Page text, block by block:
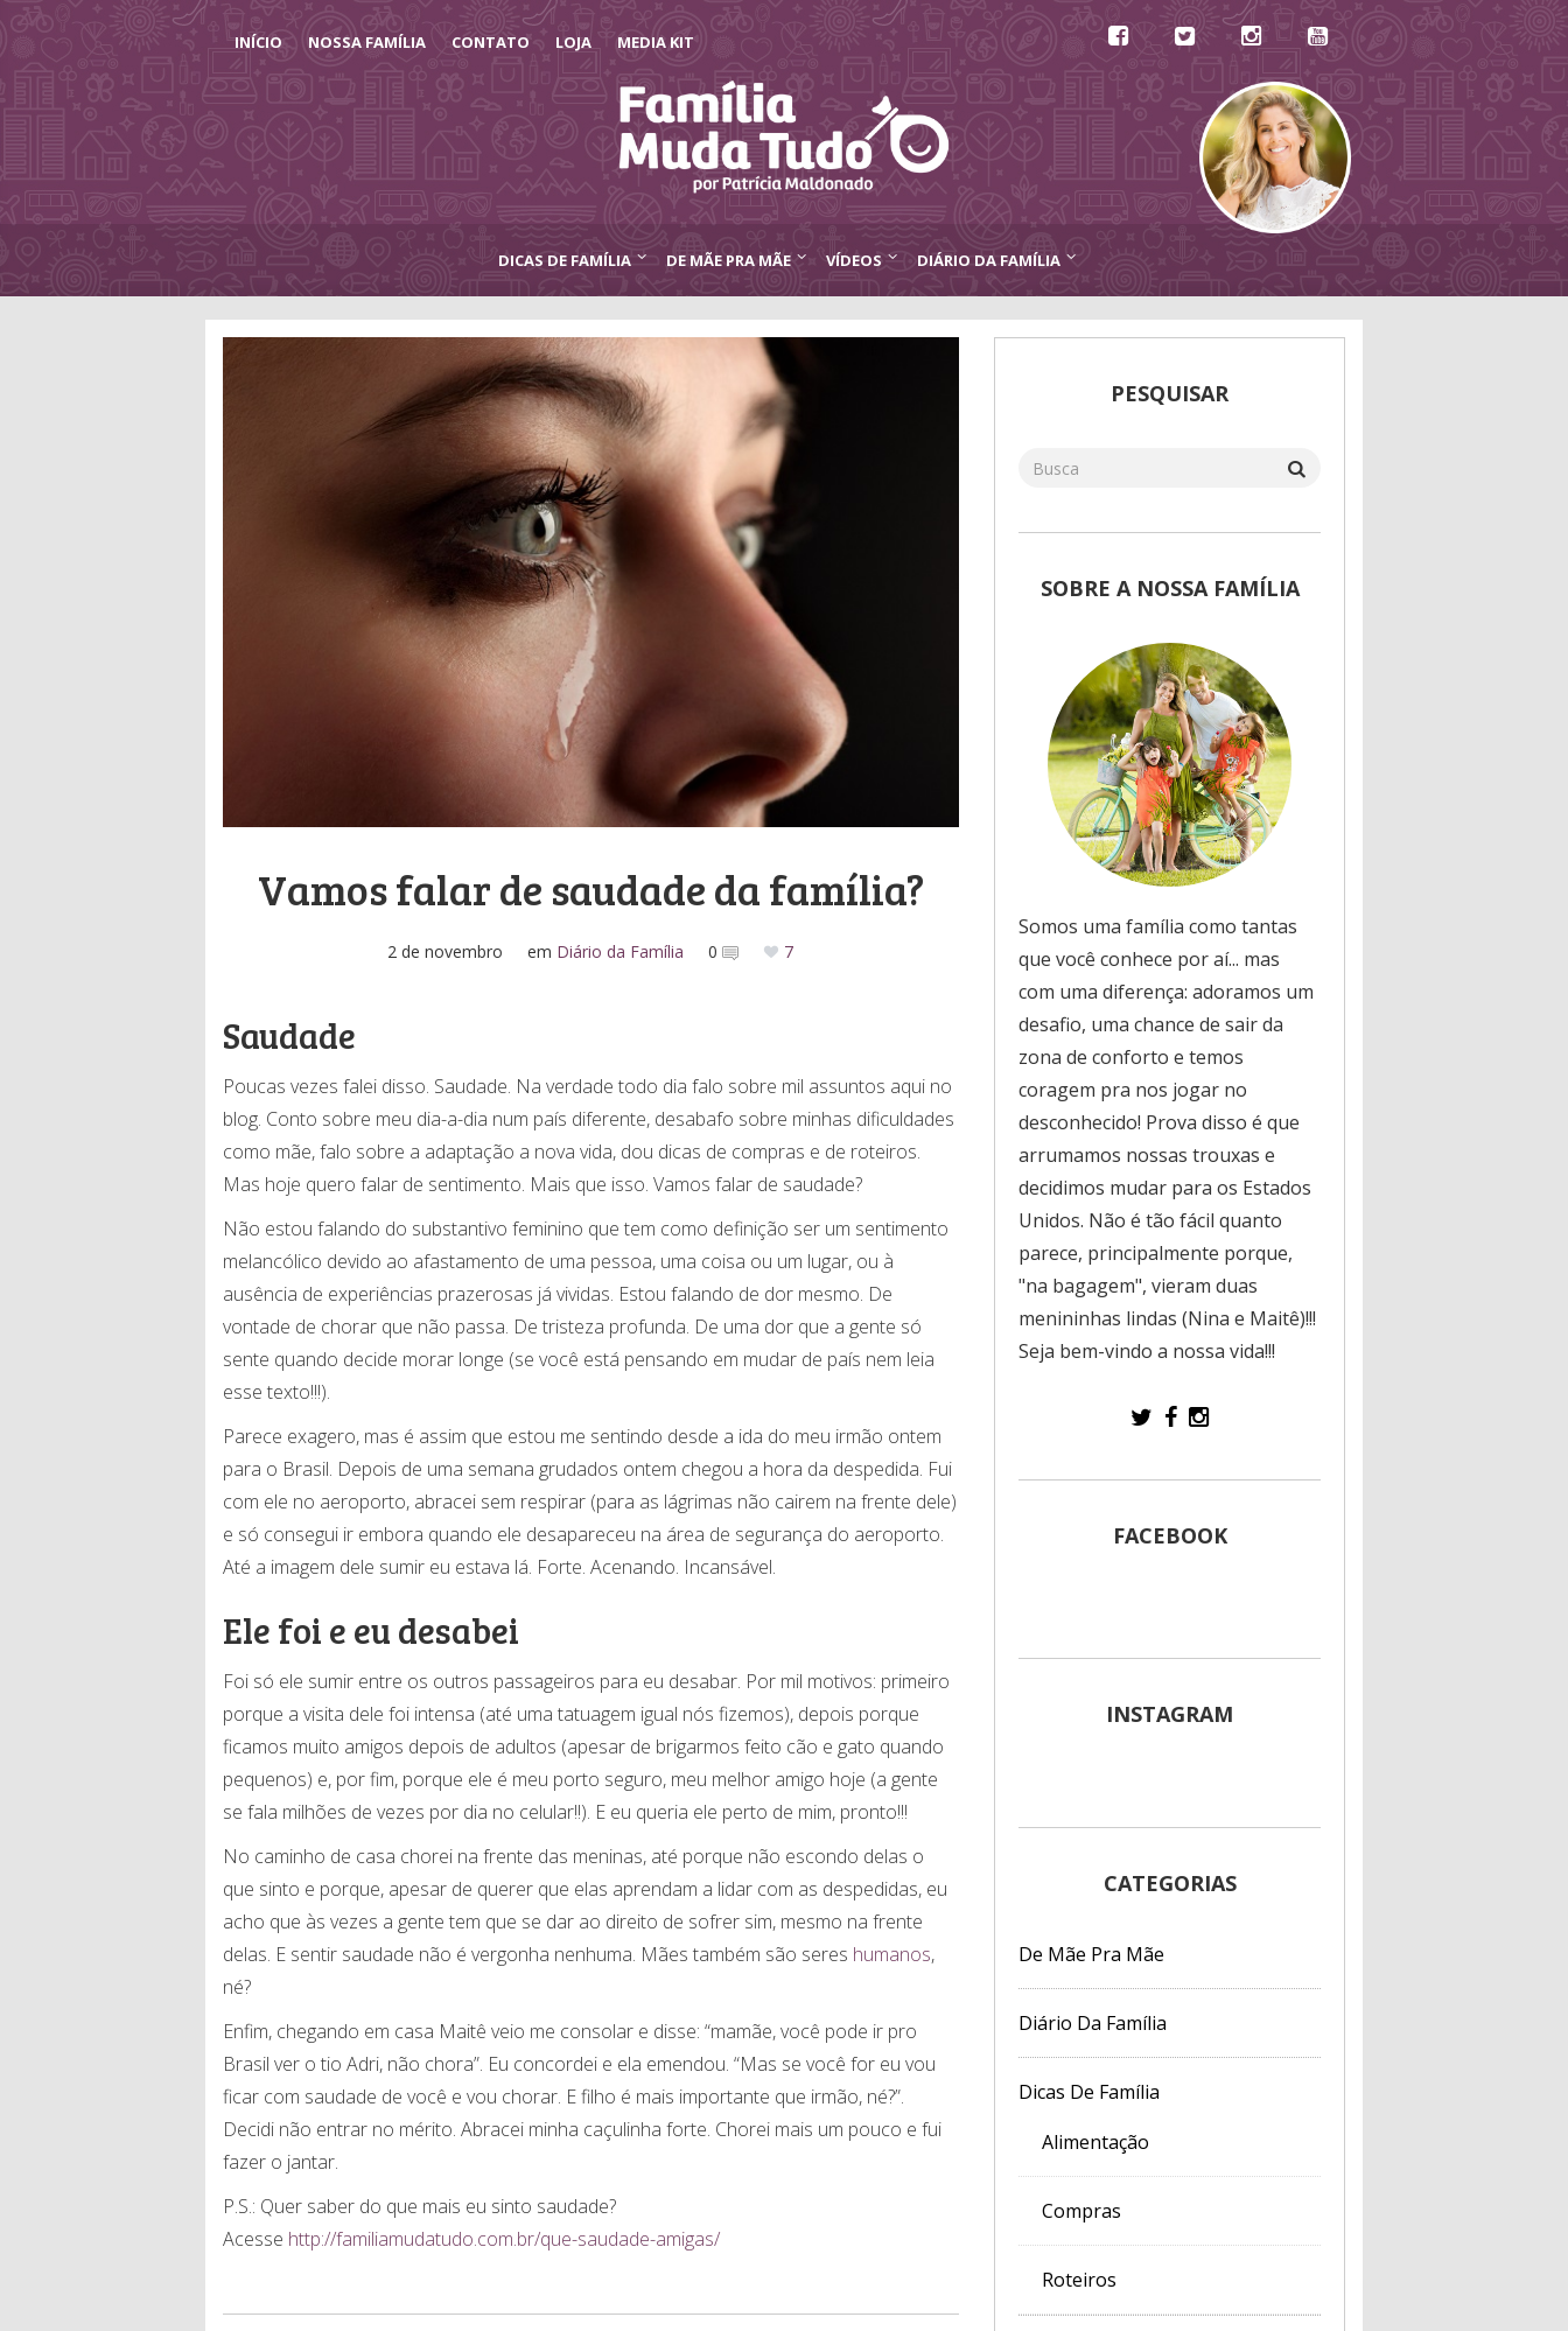
INÍCIO NOSSA FAMÍLIA CONTATO LOJA MEDIA KIT
DICAS DE FAMÍLIA DE MÃE PRA MÃE VÍDEOS DIÁRIO DA FAMÍLIA
Vamos falar de saudade da família?
2 de novembro em Diário da Família 0 7
Saudade
Poucas vezes falei disso. Saudade. Na verdade todo dia falo sobre mil assuntos aqui no
blog. Conto sobre meu dia-a-dia num país diferente, desabafo sobre minhas dificuldades
como mãe, falo sobre a adaptação a nova vida, dou dicas de compras e de roteiros.
Mas hoje quero falar de sentimento. Mais que isso. Vamos falar de saudade?
Não estou falando do substantivo feminino que tem como definição ser um sentimento
melancólico devido ao afastamento de uma pessoa, uma coisa ou um lugar, ou à
ausência de experiências prazerosas já vividas. Estou falando de dor mesmo. De
vontade de chorar que não passa. De tristeza profunda. De uma dor que a gente só
sente quando decide morar longe (se você está pensando em mudar de país nem leia
esse texto!!!).
Parece exagero, mas é assim que estou me sentindo desde a ida do meu irmão ontem
para o Brasil. Depois de uma semana grudados ontem chegou a hora da despedida. Fui
com ele no aeroporto, abracei sem respirar (para as lágrimas não cairem na frente dele)
e só consegui ir embora quando ele desapareceu na área de segurança do aeroporto.
Até a imagem dele sumir eu estava lá. Forte. Acenando. Incansável.
Ele foi e eu desabei
Foi só ele sumir entre os outros passageiros para eu desabar. Por mil motivos: primeiro
porque a visita dele foi intensa (até uma tatuagem igual nós fizemos), depois porque
ficamos muito amigos depois de adultos (apesar de brigarmos feito cão e gato quando
pequenos) e, por fim, porque ele é meu porto seguro, meu melhor amigo hoje (a gente
se fala milhões de vezes por dia no celular!!). E eu queria ele perto de mim, pronto!!!
No caminho de casa chorei na frente das meninas, até porque não escondo delas o
que sinto e porque, apesar de querer que elas aprendam a lidar com as despedidas, eu
acho que às vezes a gente tem que se dar ao direito de sofrer sim, mesmo na frente
delas. E sentir saudade não é vergonha nenhuma. Mães também são seres humanos,
né?
Enfim, chegando em casa Maitê veio me consolar e disse: “mamãe, você pode ir pro
Brasil ver o tio Adri, não chora”. Eu concordei e ela emendou. “Mas se você for eu vou
ficar com saudade de você e vou chorar. E filho é mais importante que irmão, né?”.
Decidi não entrar no mérito. Abracei minha caçulinha forte. Chorei mais um pouco e fui
fazer o jantar.
P.S.: Quer saber do que mais eu sinto saudade?
Acesse http://familiamudatudo.com.br/que-saudade-amigas/
PESQUISAR
SOBRE A NOSSA FAMÍLIA
Somos uma família como tantas
que você conhece por aí... mas
com uma diferença: adoramos um
desafio, uma chance de sair da
zona de conforto e temos
coragem pra nos jogar no
desconhecido! Prova disso é que
arrumamos nossas trouxas e
decidimos mudar para os Estados
Unidos. Não é tão fácil quanto
parece, principalmente porque,
"na bagagem", vieram duas
menininhas lindas (Nina e Maitê)!!!
Seja bem-vindo a nossa vida!!!
FACEBOOK
INSTAGRAM
CATEGORIAS
De Mãe Pra Mãe
Diário Da Família
Dicas De Família
Alimentação
Compras
Roteiros